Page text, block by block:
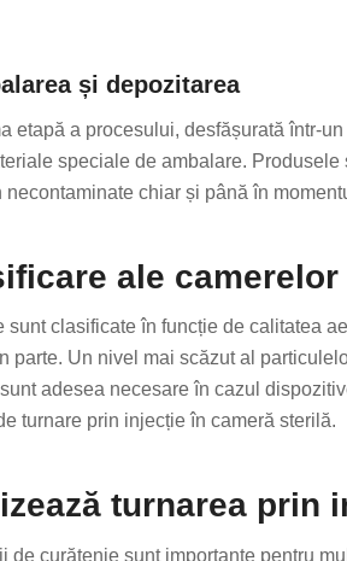
și depozitarea
etapă a procesului, desfășurată într-
speciale de ambalare.
necontaminate chiar și până în
ale
sunt clasificate în funcție de calitatea
parte. Un nivel mai scăzut al
adesea necesare în cazul
turnare prin injecție în cameră sterilă.
turnarea prin
de curățenie sunt importante pentru